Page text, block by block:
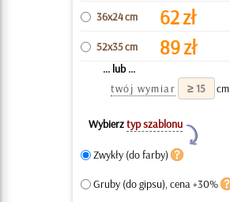
36x24 cm 62zł
52x35 cm 89zł
... lub ...
twój wymiar
cm
Wybierztyp szablonu
Y
Zwykły (do farby)
Gruby (do gipsu), cena +30%